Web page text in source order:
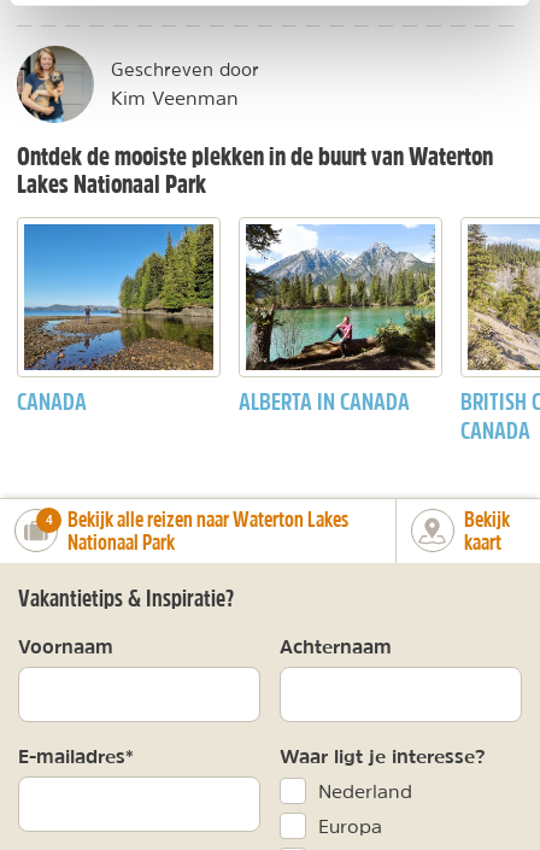
Geschreven door
Kim Veenman
Ontdek de mooiste plekken in de buurt van Waterton
Lakes Nationaal Park
CANADA ALBERTA IN CANADA
BRITISH
CANADA
number_of_trips:
4
Bekijk alle reizen naar Waterton Lakes
Nationaal Park
Bekijk
kaart
Vakantietips & Inspiratie?
Voornaam Achternaam
E-mailadres* Waar ligt je interesse?
Nederland
Europa